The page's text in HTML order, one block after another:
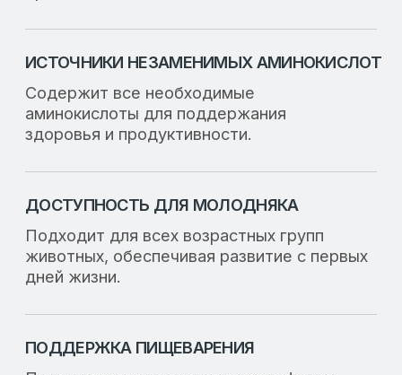
Надежный белковый компонент для
рационов молодняка
сельскохозяйственных животных.
СОЙКОЛАК полностью соответствует
требованиям по поедаемости, усвоению
питательных веществ и безопасности
Преимущества
продукта
Повышение